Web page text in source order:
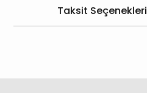
Taksit Seçenekleri